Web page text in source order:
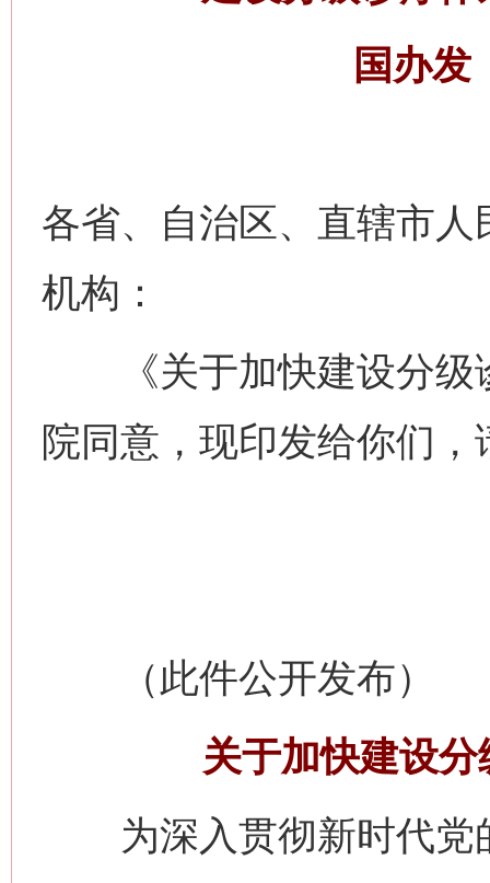
国办发
各省、自治区、直辖市
机构：
《关于加快建设分级
院同意，现印发给你们
（此件公开发布）
关于加快建设
为深入贯彻新时代党